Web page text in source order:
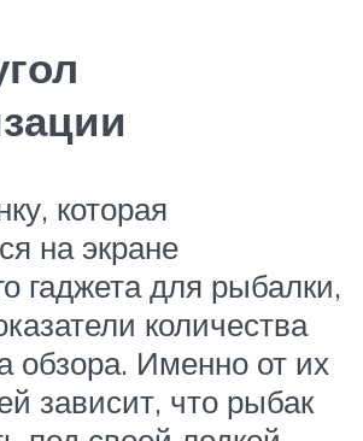
которая
на экране
гаджета для рыбалки,
количества
обзора. Именно от их
зависит, что рыбак